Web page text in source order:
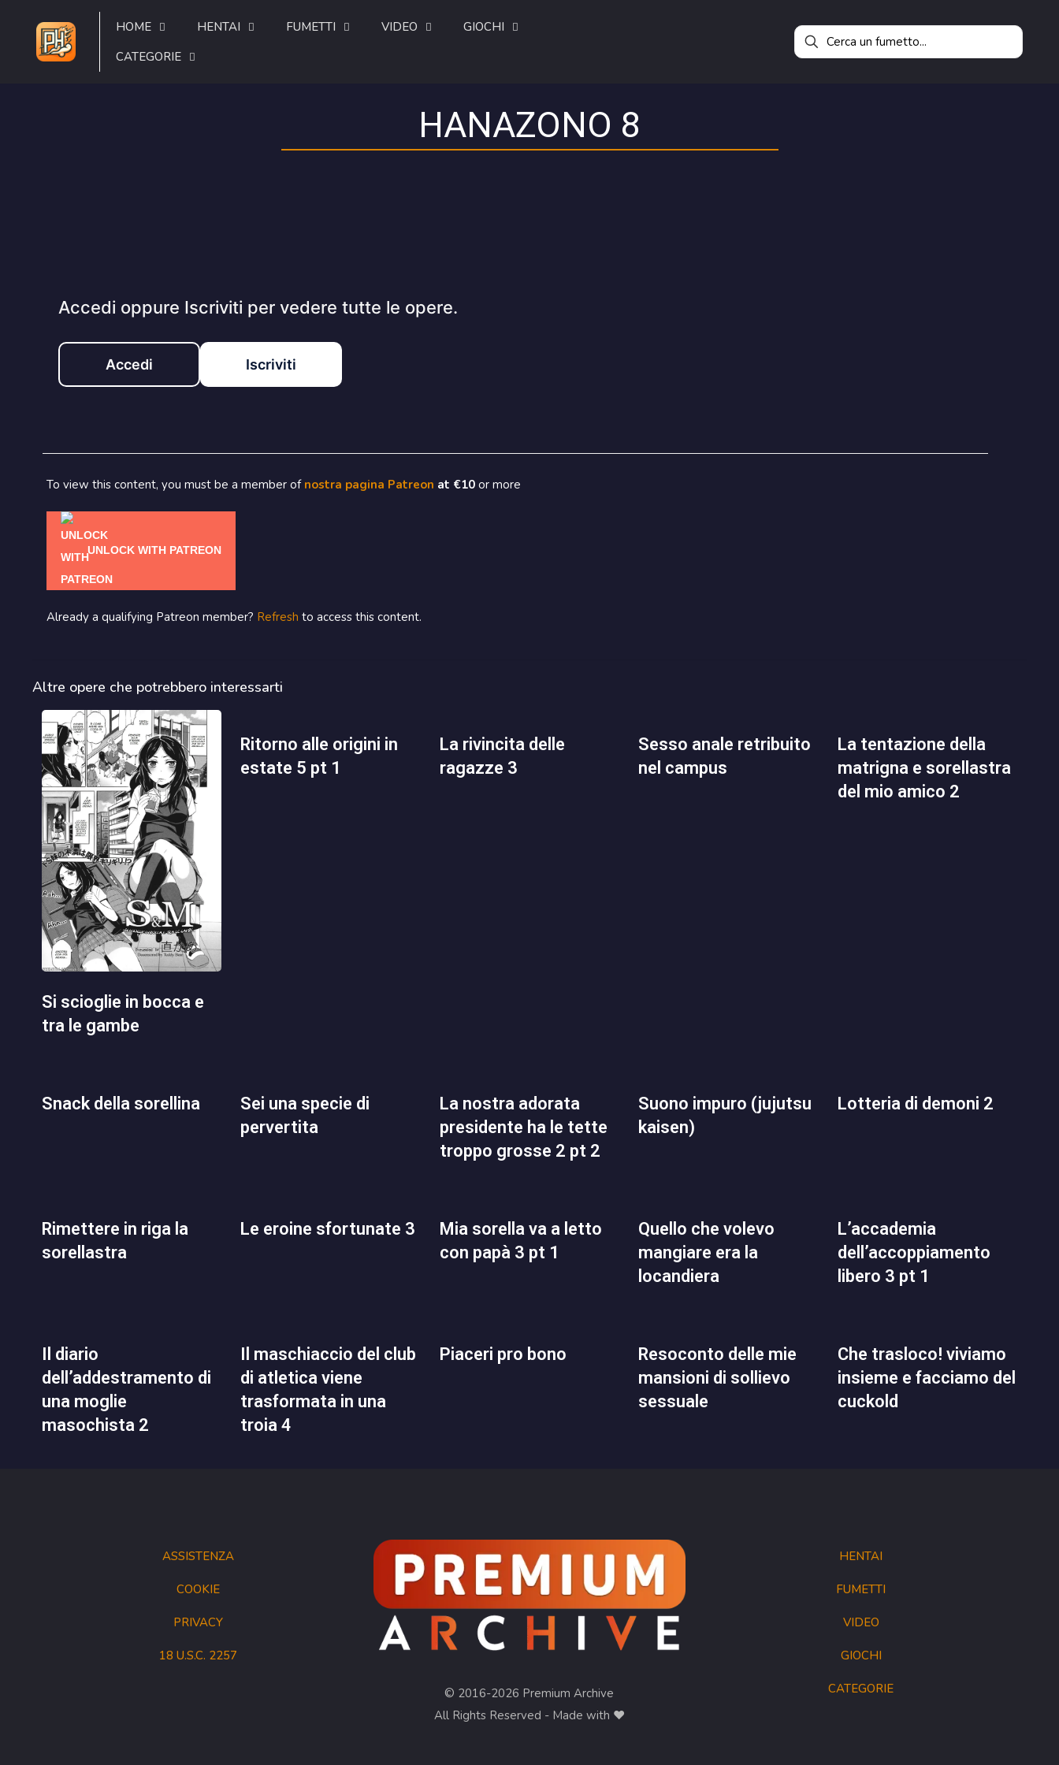
HOME HENTAI FUMETTI VIDEO
GIOCHI
CATEGORIE
HANAZONO 8
Accedi oppure Iscriviti per vedere tutte le opere.
Accedi Iscriviti
To view this content, you must be a member of nostra pagina Patreon at €10 or more
UNLOCK WITH PATREON
Already a qualifying Patreon member? Refresh to access this content.
Altre opere che potrebbero interessarti
si scioglie in bocca e
tra le gambe
ritorno alle origini in
estate 5 pt 1
la rivincita delle
ragazze 3
sesso anale retribuito
nel campus
la tentazione della
matrigna e sorellastra
del mio amico 2
snack della sorellina
sei una specie di
pervertita
la nostra adorata
presidente ha le tette
troppo grosse 2 pt 2
suono impuro (jujutsu
kaisen)
lotteria di demoni 2
rimettere in riga la
sorellastra
le eroine sfortunate 3
mia sorella va a letto
con papà 3 pt 1
quello che volevo
mangiare era la
locandiera
l’accademia
dell’accoppiamento
libero 3 pt 1
dell’addestramento di
una moglie
masochista 2
di atletica viene
trasformata in una
troia 4
piaceri pro bono
resoconto delle mie
mansioni di sollievo
sessuale
che trasloco! viviamo
insieme e facciamo del
cuckold
ASSISTENZA
COOKIE
PRIVACY
18 U.S.C. 2257
© 2016-2026 Premium Archive
All Rights Reserved - Made with ❤︎
HENTAI
FUMETTI
VIDEO
GIOCHI
CATEGORIE